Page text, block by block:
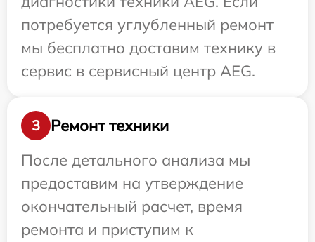
потребуется углубленный ремонт
мы бесплатно доставим технику в
сервис в сервисный центр AEG.
3
Ремонт техники
После детального анализа мы
предоставим на утверждение
окончательный расчет, время
ремонта и приступим к